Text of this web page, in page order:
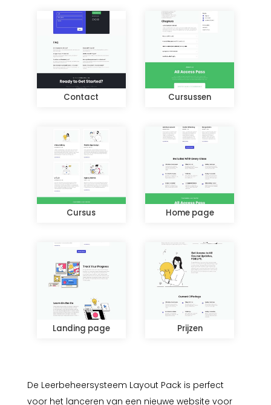
De Leerbeheersysteem Layout Pack is perfect
voor het lanceren van een nieuwe website voor
Contact Cursussen
Cursus Home page
Landing page Prijzen